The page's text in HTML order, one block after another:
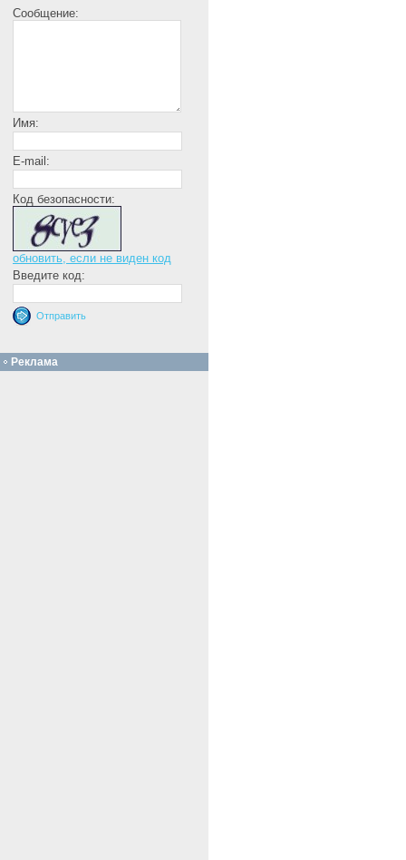
Сообщение:
Имя:
E-mail:
Код безопасности:
обновить, если не виден код
Введите код:
Реклама